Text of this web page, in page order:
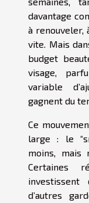
davantage
à renouveler,
vite. Mais
budget
visage,
variable
gagnent du
Ce
large : le
moins, mais
Certaines
d’autres